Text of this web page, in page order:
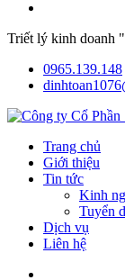
Triết lý kinh doanh
0965.139.148
Trang chủ
Giới thiệu
Tin tức
Kinh
Tuyển
Dịch vụ
Liên hệ